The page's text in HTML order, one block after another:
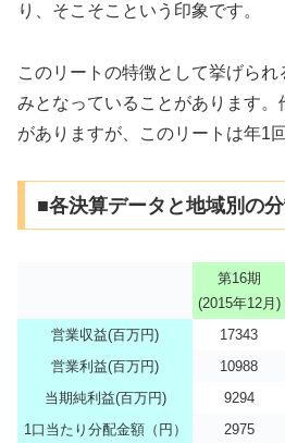
り、そこそこという印象です。
このリートの特徴として挙げら
みとなっていることがあります
がありますが、このリートは年1回
■各決算データと地域別の
第16期
(2015年12月)
営業収益(百万円)
17343
営業利益(百万円)
10988
当期純利益(百万円)
9294
1口当たり分配金額（円）
2975